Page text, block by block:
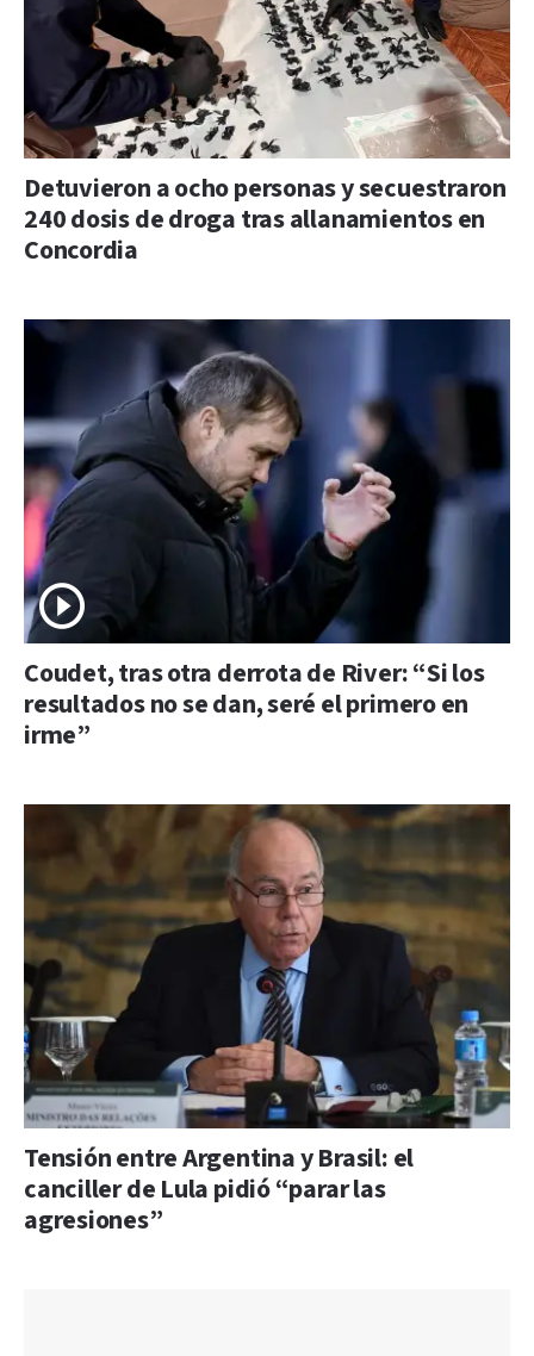
Detuvieron a ocho personas y secuestraron
240 dosis de droga tras allanamientos en
Concordia
Coudet, tras otra derrota de River: “Si los
resultados no se dan, seré el primero en
irme”
Tensión entre Argentina y Brasil: el
canciller de Lula pidió “parar las
agresiones”